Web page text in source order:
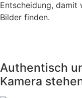
Entscheidung, damit
Bilder finden.
Authentisch
Kamera